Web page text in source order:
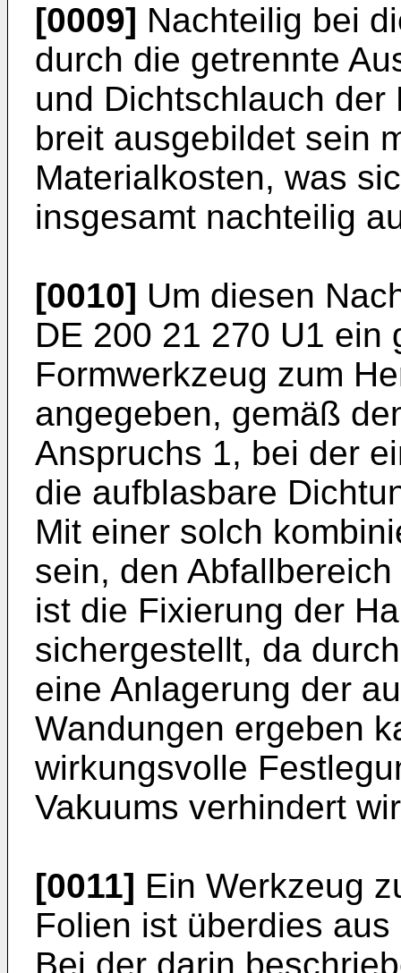
[0009] Nachteilig bei
durch die getrennte
und Dichtschlauch
breit ausgebildet sein
Materialkosten, was
insgesamt nachteilig
[0010] Um diesen
DE 200 21 270 U1 ein
Formwerkzeug zum
angegeben, gemäß
Anspruchs 1, bei der
die aufblasbare
Mit einer solch
sein, den
ist die Fixierung der
sichergestellt, da
eine Anlagerung der
Wandungen ergeben
wirkungsvolle
Vakuums verhindert
[0011] Ein Werkzeug
Folien ist überdies
Bei der darin